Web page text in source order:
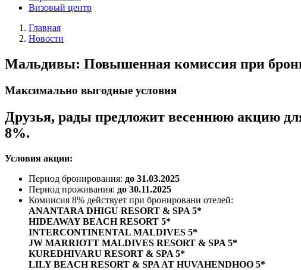
Визовый центр
Главная
Новости
Мальдивы: Повышенная комиссия при
Максимально выгодные условия
Друзья, рады предложит весеннюю акцию
8%.
Условия акции:
Период бронирования: до 31.03.2025
Период проживания: до 30.11.2025
Комиисия 8% действует при бронировани отелей:
ANANTARA DHIGU RESORT & SPA 5*
HIDEAWAY BEACH RESORT 5*
INTERCONTINENTAL MALDIVES 5*
JW MARRIOTT MALDIVES RESORT & SPA 5*
KUREDHIVARU RESORT & SPA 5*
LILY BEACH RESORT & SPA AT HUVAHENDHOO 5*